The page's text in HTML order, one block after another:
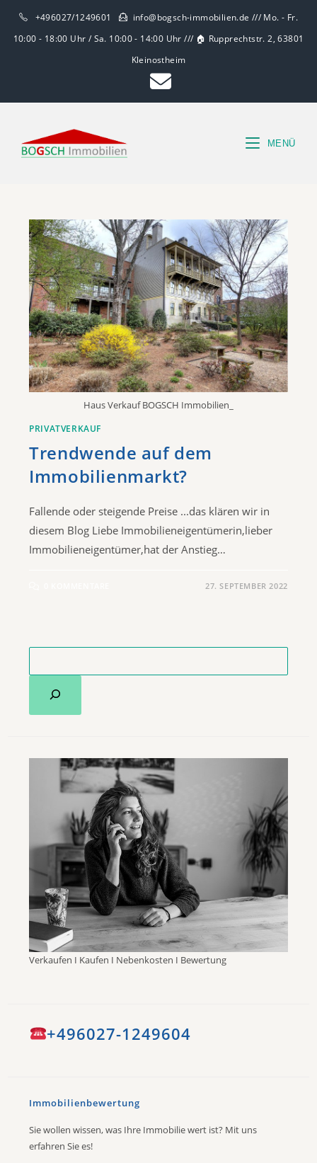
+496027/1249601
info@bogsch-immobilien.de /// Mo. - Fr.
10:00 - 18:00 Uhr / Sa. 10:00 - 14:00 Uhr /// 🏠 Rupprechtstr. 2, 63801
Kleinostheim
MENÜ
Haus Verkauf BOGSCH Immobilien_
PRIVATVERKAUF
Trendwende auf dem
Immobilienmarkt?
Fallende oder steigende Preise ...das klären wir in
diesem Blog​ Liebe Immobilieneigentümerin,lieber
Immobilieneigentümer,hat der Anstieg…
27. SEPTEMBER 2022
Verkaufen I Kaufen I Nebenkosten I Bewertung
+496027-1249604
Immobilienbewertung
Sie wollen wissen, was Ihre Immobilie wert ist? Mit uns
erfahren Sie es!